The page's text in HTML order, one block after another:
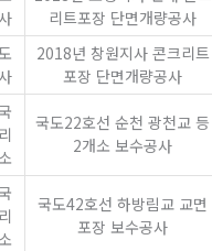
리트포장 단면개량공사
2018년 창원지사 콘크리트
포장 단면개량공사
국도22호선 순천 광천교 등
2개소 보수공사
국도42호선 하방림교 교면
포장 보수공사